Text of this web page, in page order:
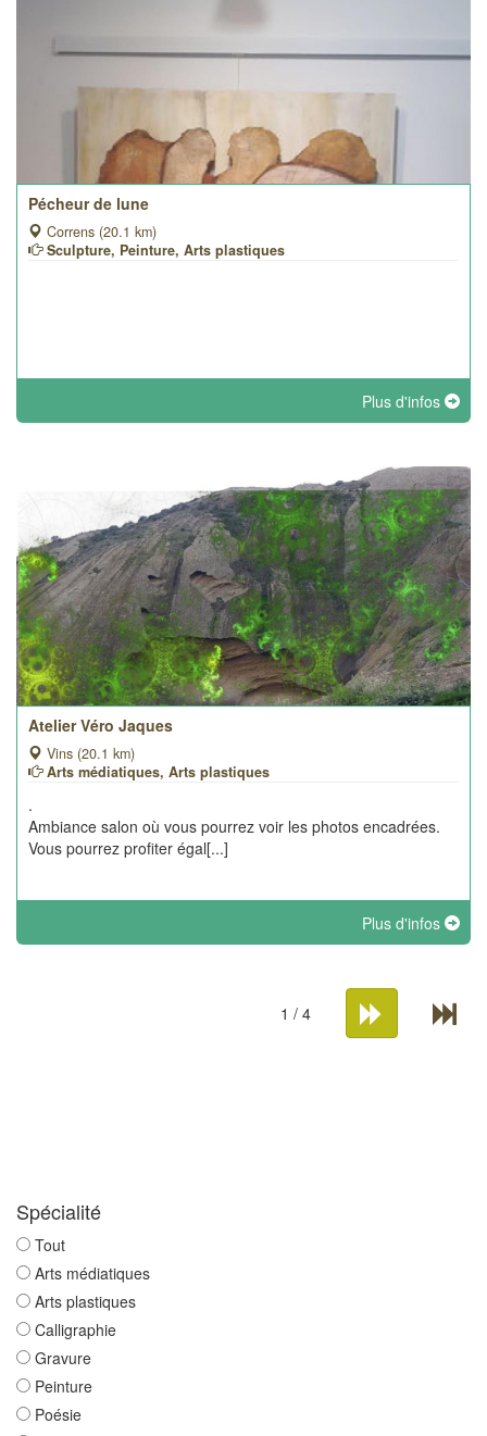
Pécheur de lune
Correns (20.1 km)
Sculpture, Peinture, Arts plastiques
Plus d'infos
Atelier Véro Jaques
Vins (20.1 km)
Arts médiatiques, Arts plastiques
.
Ambiance salon où vous pourrez voir les photos encadrées.
Vous pourrez profiter égal[...]
Plus d'infos
1 / 4
Spécialité
Tout
Arts médiatiques
Arts plastiques
Calligraphie
Gravure
Peinture
Poésie